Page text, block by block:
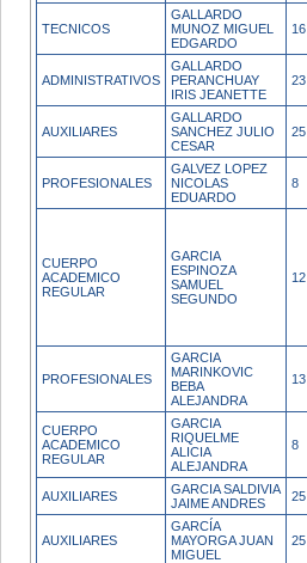
TECNICOS
GALLARDO
MUNOZ MIGUEL
EDGARDO
16
ADMINISTRATIVOS
GALLARDO
PERANCHUAY
IRIS JEANETTE
23
AUXILIARES
GALLARDO
SANCHEZ JULIO
CESAR
25
PROFESIONALES
GALVEZ LOPEZ
NICOLAS
EDUARDO
8
CUERPO
ACADEMICO
REGULAR
GARCIA
ESPINOZA
SAMUEL
SEGUNDO
12
PROFESIONALES
GARCIA
MARINKOVIC
BEBA
ALEJANDRA
13
CUERPO
ACADEMICO
REGULAR
GARCIA
RIQUELME
ALICIA
ALEJANDRA
8
AUXILIARES
GARCIA SALDIVIA
JAIME ANDRES
25
AUXILIARES
GARCÍA
MAYORGA JUAN
MIGUEL
25